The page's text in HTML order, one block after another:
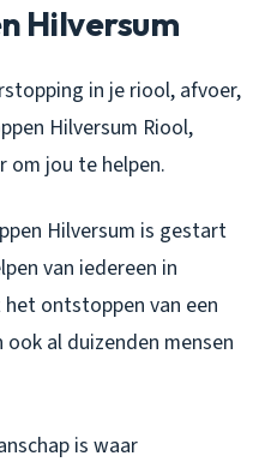
Hilversum
in je riool, afvoer,
Hilversum Riool,
om jou te helpen.
Hilversum is gestart
van iedereen in
ontstoppen van een
al duizenden mensen
is waar